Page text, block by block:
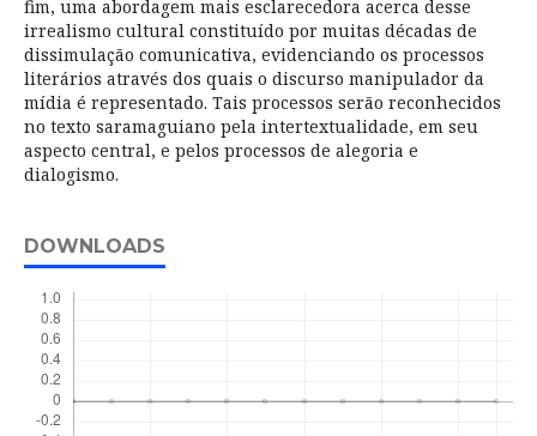
fim, uma abordagem mais esclarecedora acerca desse
irrealismo cultural constituído por muitas décadas de
dissimulação comunicativa, evidenciando os processos
literários através dos quais o discurso manipulador da
mídia é representado. Tais processos serão reconhecidos
no texto saramaguiano pela intertextualidade, em seu
aspecto central, e pelos processos de alegoria e
dialogismo.
DOWNLOADS